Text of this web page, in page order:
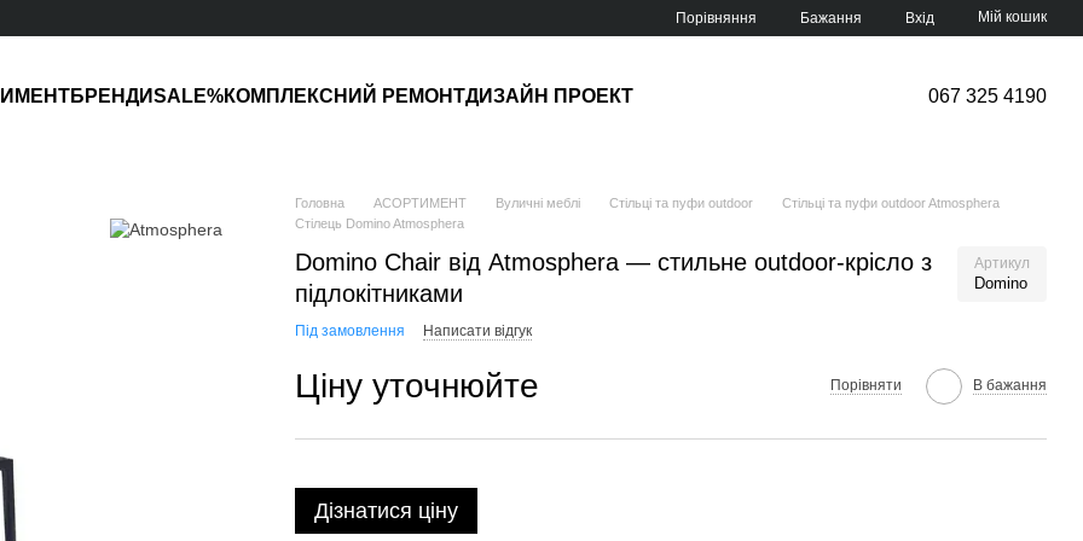
Порівняння Бажання Вхід Мій кошик
БРЕНДИSALE%КОМПЛЕКСНИЙ РЕМОНТДИЗАЙН ПРОЕКТ 067 325 4190
Головна АСОРТИМЕНТ Вуличні меблі Стільці та пуфи outdoor
Стільці та пуфи outdoor Atmosphera
Стілець Domino Atmosphera
Domino Chair від Atmosphera — стильне outdoor-крісло з
підлокітниками
Артикул
Domino
Під замовлення Написати відгук
Ціну уточнюйте Порівняти В бажання
Дізнатися ціну